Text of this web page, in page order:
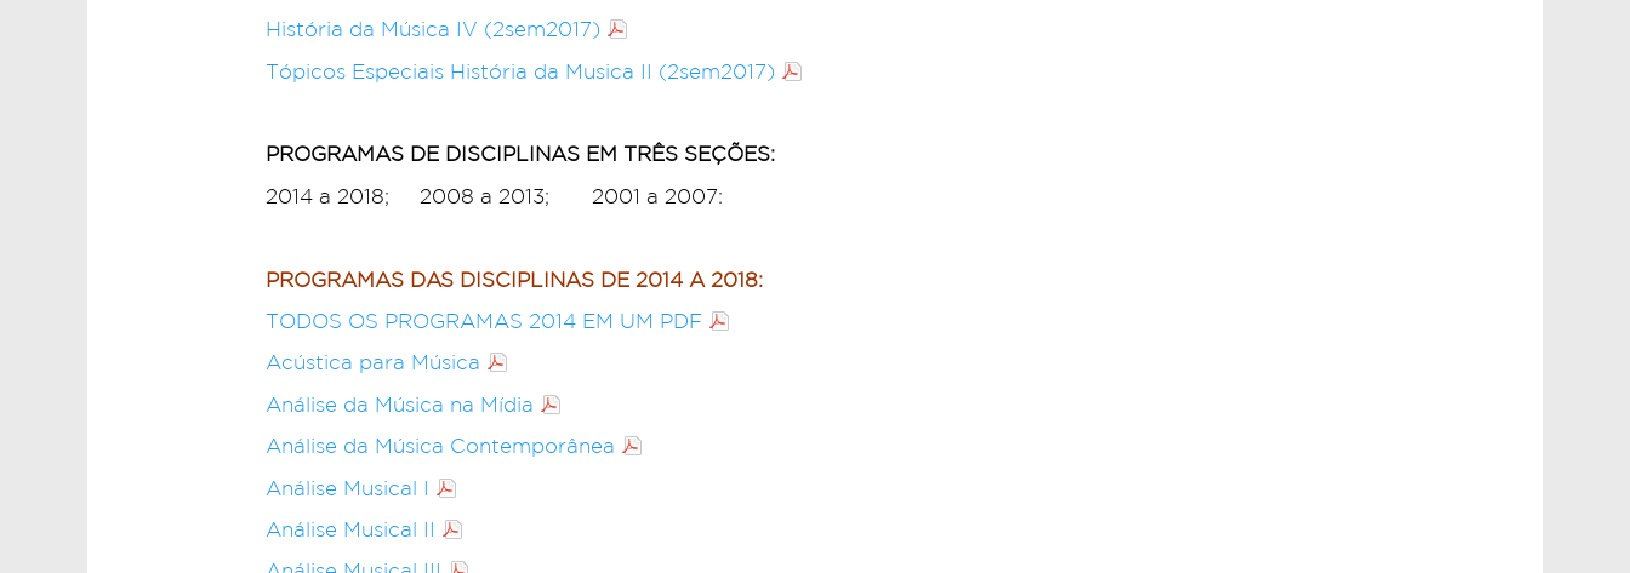
História da Música IV (2sem2017)
Tópicos Especiais História da Musica II (2sem2017)
PROGRAMAS DE DISCIPLINAS EM TRÊS SEÇÕES:
2014 a 2018; 2008 a 2013; 2001 a 2007:
PROGRAMAS DAS DISCIPLINAS DE 2014 A 2018:
TODOS OS PROGRAMAS 2014 EM UM PDF
Acústica para Música
Análise da Música na Mídia
Análise da Música Contemporânea
Análise Musical I
Análise Musical II